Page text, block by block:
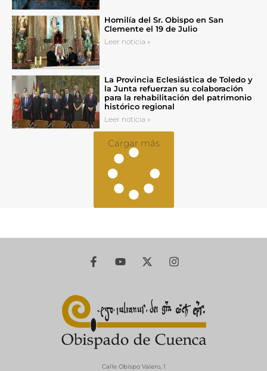
Homilía del Sr. Obispo en San
Clemente el 19 de Julio
Leer noticia »
La Provincia Eclesiástica de Toledo y
la Junta refuerzan su colaboración
para la rehabilitación del patrimonio
histórico regional
Leer noticia »
Cargar más
Calle Obispo Valero, 1